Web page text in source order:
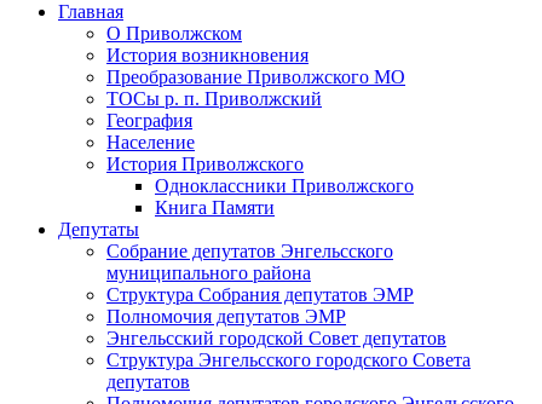
Главная
О Приволжском
История возникновения
Преобразование Приволжского МО
ТОСы р. п. Приволжский
География
Население
История Приволжского
Одноклассники Приволжского
Книга Памяти
Депутаты
Собрание депутатов Энгельсского
муниципального района
Структура Собрания депутатов ЭМР
Полномочия депутатов ЭМР
Энгельсский городской Совет депутатов
Структура Энгельсского городского Совета
депутатов